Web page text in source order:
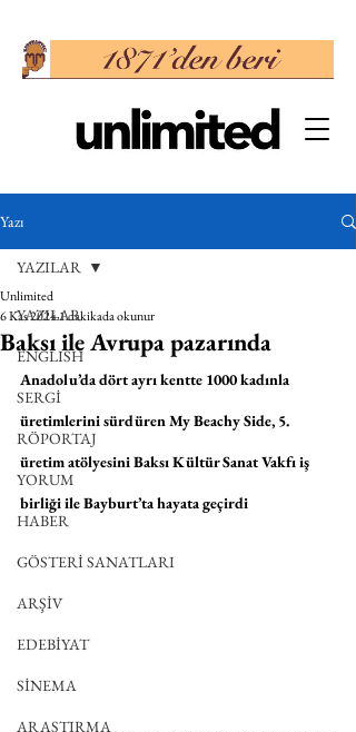
Yazı
YAZILAR
ENGLISH
SERGİ
RÖPORTAJ
YORUM
HABER
GÖSTERİ SANATLARI
ARŞİV
EDEBİYAT
SİNEMA
ARAŞTIRMA
YAZILAR
Baksı ile Avrupa pazarında
Unlimited
6 Kas 20241 dakikada okunur
Anadolu’da dört ayrı kentte 1000 kadınla
üretimlerini sürdüren My Beachy Side, 5.
üretim atölyesini Baksı Kültür Sanat Vakfı iş
birliği ile Bayburt’ta hayata geçirdi